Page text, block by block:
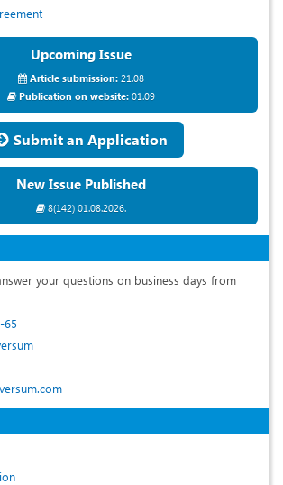
Upcoming Issue
Article submission:21.08
Publication on website:01.09
Submit an Application
New Issue Published
8(142) 01.08.2026.
your questions on business days from
65